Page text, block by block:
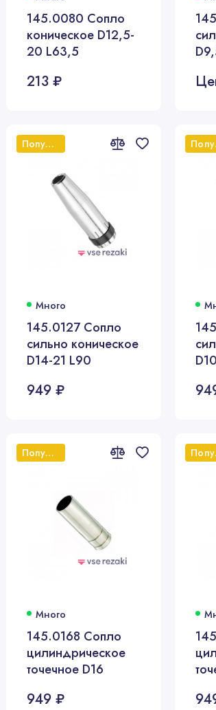
145.0080 Сопло
коническое D12,5-
20 L63,5
213 ₽
Популярный
Много
145.0127 Сопло
сильно коническое
D14-21 L90
949 ₽
Популярный
Много
145.0168 Сопло
цилиндрическое
точечное D16
949 ₽